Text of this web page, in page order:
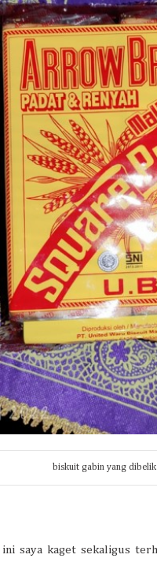
biskuit gabin yang
ini saya kaget sekaligus